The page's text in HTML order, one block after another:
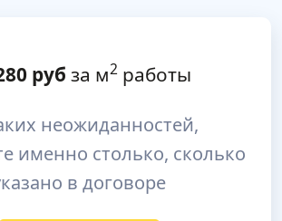
руб за м2работы
неожиданностей,
именно столько, сколько
в договоре